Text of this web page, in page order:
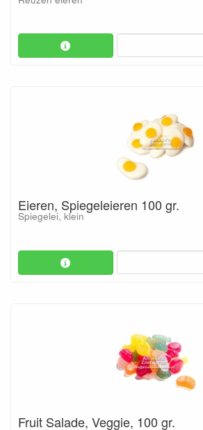
Eieren, Spiegeleieren 100 gr.
Spiegelei, klein
Fruit Salade, Veggie, 100 gr.